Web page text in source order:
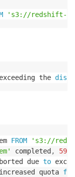
's3://redshift-
the disk
FROM
's3://
completed ,
due to
quota for